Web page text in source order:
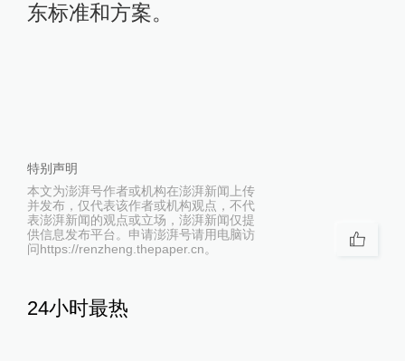
东标准和方案。
特别声明
本文为澎湃号作者或机构在澎湃新闻上传
并发布，仅代表该作者或机构观点，不代
表澎湃新闻的观点或立场，澎湃新闻仅提
供信息发布平台。申请澎湃号请用电脑访
问https://renzheng.thepaper.cn。
24小时最热